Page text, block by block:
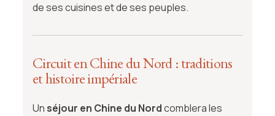
de ses cuisines et de ses peuples.
Circuit en Chine du Nord : traditions
et histoire impériale
Un séjour en Chine du Nordcomblera les